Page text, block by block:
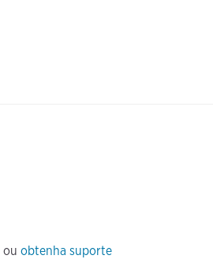
ouobtenha suporte